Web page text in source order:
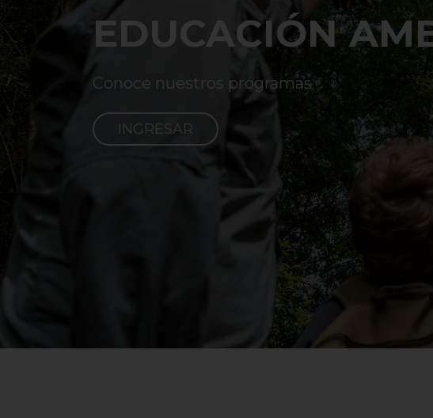
LIBRO PARQUE
Decora con sentido y estilo. Lleva la magia
casa y aporta a su conservación.
COMPRAR